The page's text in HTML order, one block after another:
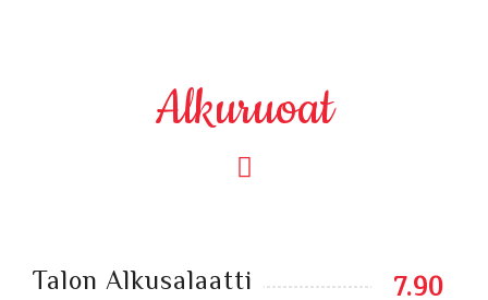
Alkuruoat
Talon Alkusalaatti 7.90